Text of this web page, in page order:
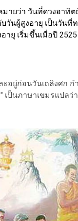
ายว่า วันที่ดวงอาทิ
วันผู้สูงอายุ เป็นวัน
ายุ เริ่มขึ้นเมื่อปี
อยู่ก่อนวันเถลิงศก
" เป็นภาษาเขมรแปลว่